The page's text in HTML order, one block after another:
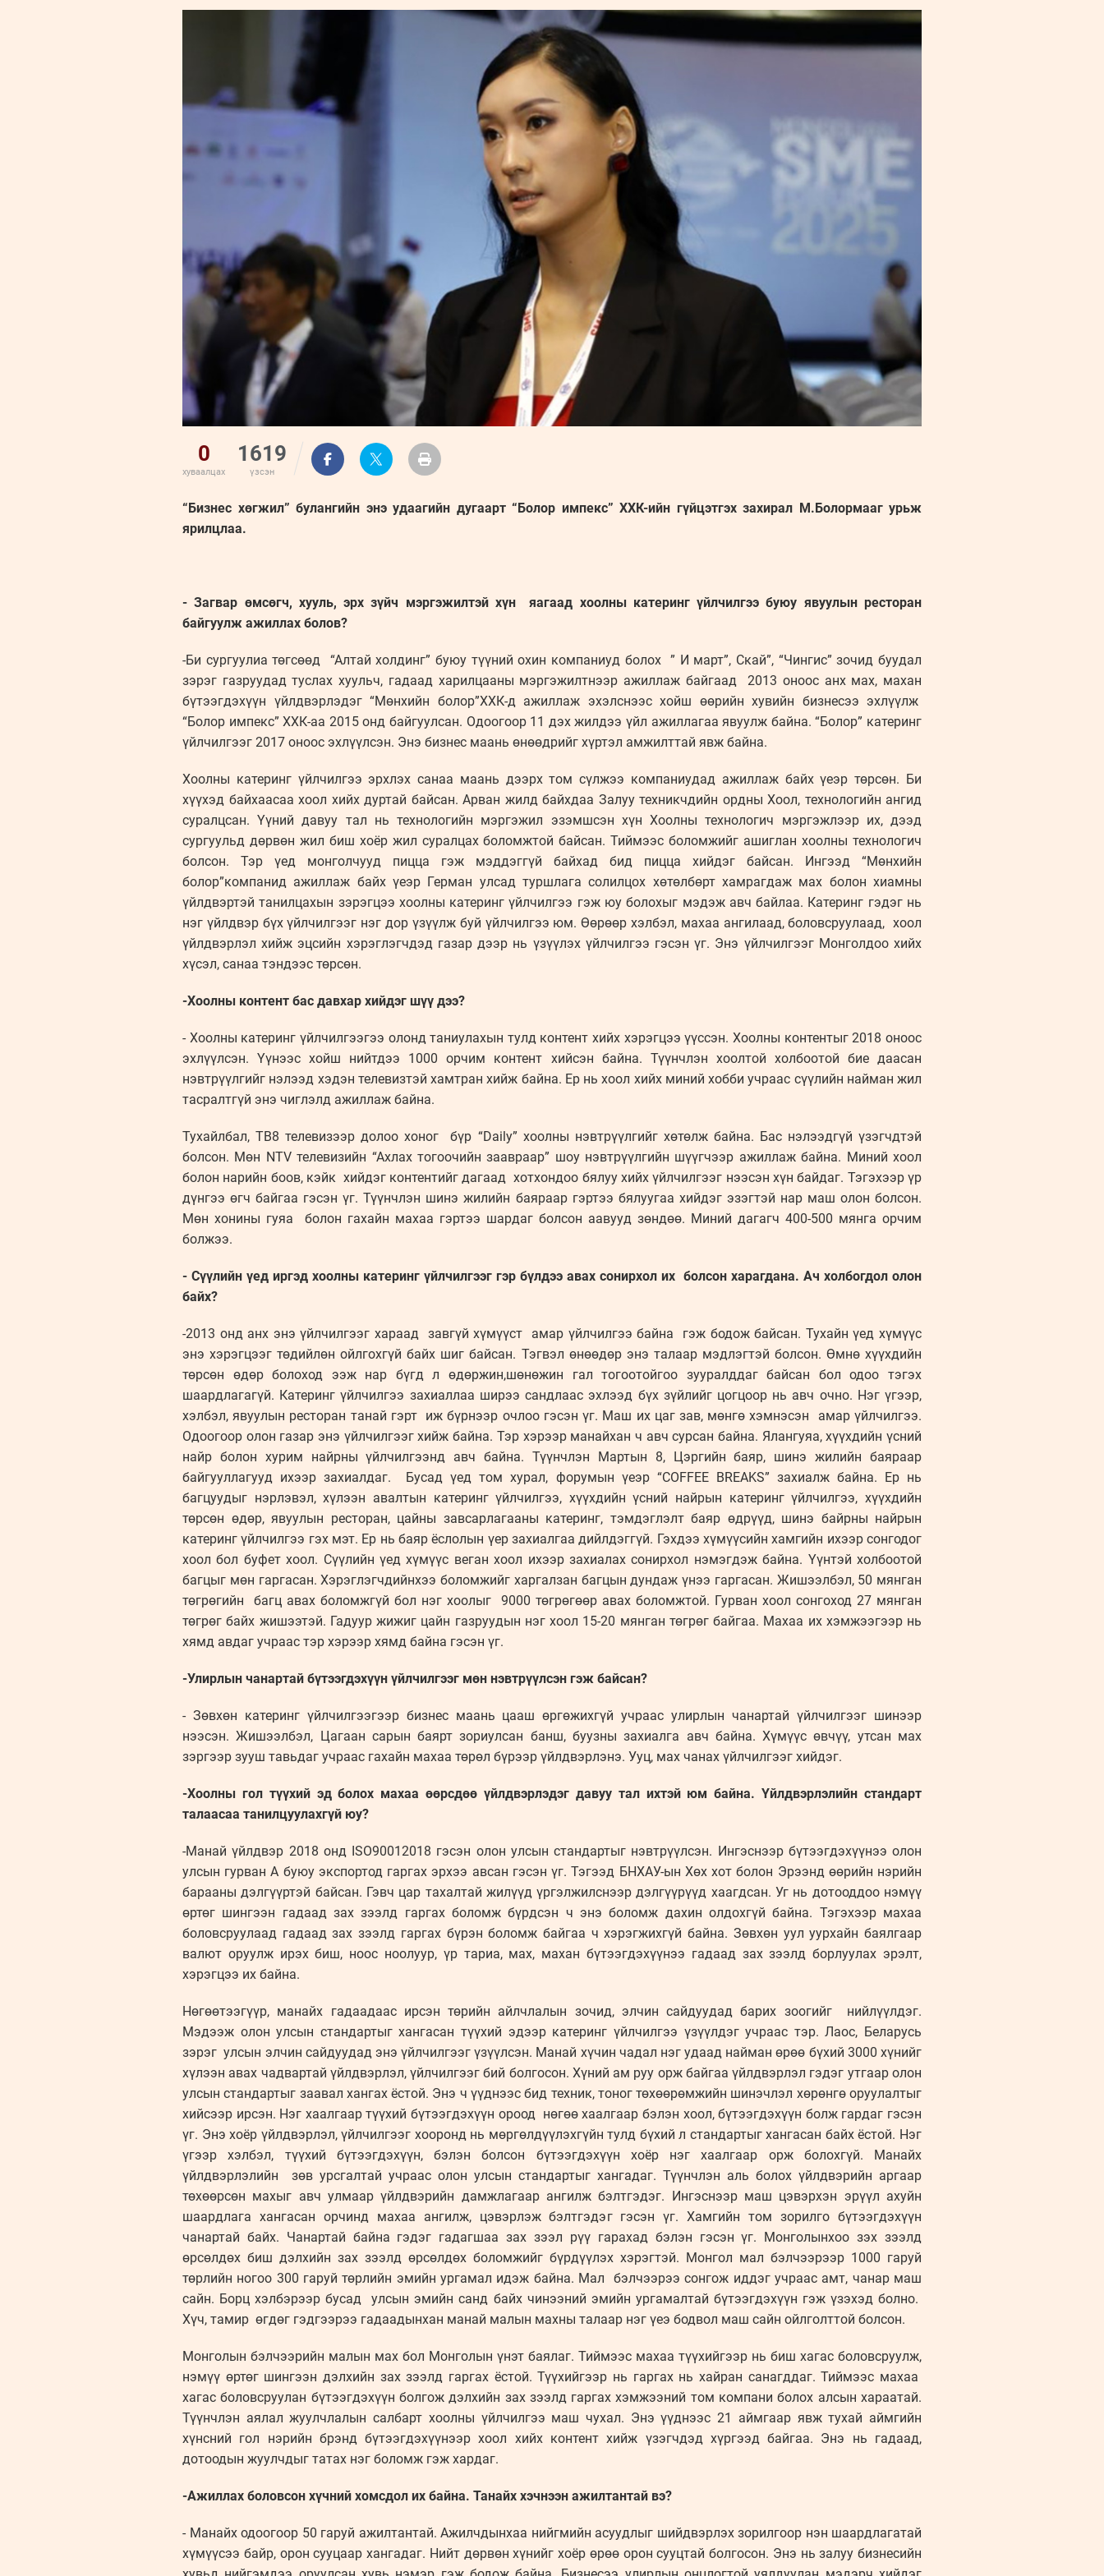
УРЛАГ
0
хуваалцах
1619
үзсэн
“Бизнес хөгжил” булангийн энэ удаагийн дугаарт “Болор импекс” ХХК-ийн гүйцэтгэх захирал М.Болормааг урьж
ярилцлаа.
- Загвар өмсөгч, хууль, эрх зүйч мэргэжилтэй хүн яагаад хоолны катеринг үйлчилгээ буюу явуулын ресторан
байгуулж ажиллах болов?
-Би сургуулиа төгсөөд “Алтай холдинг” буюу түүний охин компаниуд болох ” И март”, Скай”, “Чингис” зочид буудал
зэрэг газруудад туслах хуульч, гадаад харилцааны мэргэжилтнээр ажиллаж байгаад 2013 оноос анх мах, махан
бүтээгдэхүүн үйлдвэрлэдэг “Мөнхийн болор”ХХК-д ажиллаж эхэлснээс хойш өөрийн хувийн бизнесээ эхлүүлж
“Болор импекс” ХХК-аа 2015 онд байгуулсан. Одоогоор 11 дэх жилдээ үйл ажиллагаа явуулж байна. “Болор” катеринг
үйлчилгээг 2017 оноос эхлүүлсэн. Энэ бизнес маань өнөөдрийг хүртэл амжилттай явж байна.
Хоолны катеринг үйлчилгээ эрхлэх санаа маань дээрх том сүлжээ компаниудад ажиллаж байх үеэр төрсөн. Би
хүүхэд байхаасаа хоол хийх дуртай байсан. Арван жилд байхдаа Залуу техникчдийн ордны Хоол, технологийн ангид
суралцсан. Үүний давуу тал нь технологийн мэргэжил эзэмшсэн хүн Хоолны технологич мэргэжлээр их, дээд
сургуульд дөрвөн жил биш хоёр жил суралцах боломжтой байсан. Тиймээс боломжийг ашиглан хоолны технологич
болсон. Тэр үед монголчууд пицца гэж мэддэггүй байхад бид пицца хийдэг байсан. Ингээд “Мөнхийн
болор”компанид ажиллаж байх үеэр Герман улсад туршлага солилцох хөтөлбөрт хамрагдаж мах болон хиамны
үйлдвэртэй танилцахын зэрэгцээ хоолны катеринг үйлчилгээ гэж юу болохыг мэдэж авч байлаа. Катеринг гэдэг нь
нэг үйлдвэр бүх үйлчилгээг нэг дор үзүүлж буй үйлчилгээ юм. Өөрөөр хэлбэл, махаа ангилаад, боловсруулаад, хоол
үйлдвэрлэл хийж эцсийн хэрэглэгчдэд газар дээр нь үзүүлэх үйлчилгээ гэсэн үг. Энэ үйлчилгээг Монголдоо хийх
хүсэл, санаа тэндээс төрсөн.
-Хоолны контент бас давхар хийдэг шүү дээ?
- Хоолны катеринг үйлчилгээгээ олонд таниулахын тулд контент хийх хэрэгцээ үүссэн. Хоолны контентыг 2018 оноос
эхлүүлсэн. Үүнээс хойш нийтдээ 1000 орчим контент хийсэн байна. Түүнчлэн хоолтой холбоотой бие даасан
нэвтрүүлгийг нэлээд хэдэн телевизтэй хамтран хийж байна. Ер нь хоол хийх миний хобби учраас сүүлийн найман жил
тасралтгүй энэ чиглэлд ажиллаж байна.
Тухайлбал, ТВ8 телевизээр долоо хоног бүр “Daily” хоолны нэвтрүүлгийг хөтөлж байна. Бас нэлээдгүй үзэгчдтэй
болсон. Мөн NTV телевизийн “Ахлах тогоочийн заавраар” шоу нэвтрүүлгийн шүүгчээр ажиллаж байна. Миний хоол
болон нарийн боов, кэйк хийдэг контентийг дагаад хотхондоо бялуу хийх үйлчилгээг нээсэн хүн байдаг. Тэгэхээр үр
дүнгээ өгч байгаа гэсэн үг. Түүнчлэн шинэ жилийн баяраар гэртээ бялуугаа хийдэг эзэгтэй нар маш олон болсон.
Мөн хонины гуяа болон гахайн махаа гэртээ шардаг болсон аавууд зөндөө. Миний дагагч 400-500 мянга орчим
болжээ.
- Сүүлийн үед иргэд хоолны катеринг үйлчилгээг гэр бүлдээ авах сонирхол их болсон харагдана. Ач холбогдол олон
байх?
-2013 онд анх энэ үйлчилгээг хараад завгүй хүмүүст амар үйлчилгээ байна гэж бодож байсан. Тухайн үед хүмүүс
энэ хэрэгцээг төдийлөн ойлгохгүй байх шиг байсан. Тэгвэл өнөөдөр энэ талаар мэдлэгтэй болсон. Өмнө хүүхдийн
төрсөн өдөр болоход ээж нар бүгд л өдөржин,шөнөжин гал тогоотойгоо зууралддаг байсан бол одоо тэгэх
шаардлагагүй. Катеринг үйлчилгээ захиаллаа ширээ сандлаас эхлээд бүх зүйлийг цогцоор нь авч очно. Нэг үгээр,
хэлбэл, явуулын ресторан танай гэрт иж бүрнээр очлоо гэсэн үг. Маш их цаг зав, мөнгө хэмнэсэн амар үйлчилгээ.
Одоогоор олон газар энэ үйлчилгээг хийж байна. Тэр хэрээр манайхан ч авч сурсан байна. Ялангуяа, хүүхдийн үсний
найр болон хурим найрны үйлчилгээнд авч байна. Түүнчлэн Мартын 8, Цэргийн баяр, шинэ жилийн баяраар
байгууллагууд ихээр захиалдаг. Бусад үед том хурал, форумын үеэр “COFFEE BREAKS” захиалж байна. Ер нь
багцуудыг нэрлэвэл, хүлээн авалтын катеринг үйлчилгээ, хүүхдийн үсний найрын катеринг үйлчилгээ, хүүхдийн
төрсөн өдөр, явуулын ресторан, цайны завсарлагааны катеринг, тэмдэглэлт баяр өдрүүд, шинэ байрны найрын
катеринг үйлчилгээ гэх мэт. Ер нь баяр ёслолын үер захиалгаа дийлдэггүй. Гэхдээ хүмүүсийн хамгийн ихээр сонгодог
хоол бол буфет хоол. Сүүлийн үед хүмүүс веган хоол ихээр захиалах сонирхол нэмэгдэж байна. Үүнтэй холбоотой
багцыг мөн гаргасан. Хэрэглэгчдийнхээ боломжийг харгалзан багцын дундаж үнээ гаргасан. Жишээлбэл, 50 мянган
төгрөгийн багц авах боломжгүй бол нэг хоолыг 9000 төгрөгөөр авах боломжтой. Гурван хоол сонгоход 27 мянган
төгрөг байх жишээтэй. Гадуур жижиг цайн газруудын нэг хоол 15-20 мянган төгрөг байгаа. Махаа их хэмжээгээр нь
хямд авдаг учраас тэр хэрээр хямд байна гэсэн үг.
-Улирлын чанартай бүтээгдэхүүн үйлчилгээг мөн нэвтрүүлсэн гэж байсан?
- Зөвхөн катеринг үйлчилгээгээр бизнес маань цааш өргөжихгүй учраас улирлын чанартай үйлчилгээг шинээр
нээсэн. Жишээлбэл, Цагаан сарын баярт зориулсан банш, буузны захиалга авч байна. Хүмүүс өвчүү, утсан мах
зэргээр зууш тавьдаг учраас гахайн махаа төрөл бүрээр үйлдвэрлэнэ. Ууц, мах чанах үйлчилгээг хийдэг.
-Хоолны гол түүхий эд болох махаа өөрсдөө үйлдвэрлэдэг давуу тал ихтэй юм байна. Үйлдвэрлэлийн стандарт
талаасаа танилцуулахгүй юу?
-Манай үйлдвэр 2018 онд ISO90012018 гэсэн олон улсын стандартыг нэвтрүүлсэн. Ингэснээр бүтээгдэхүүнээ олон
улсын гурван А буюу экспортод гаргах эрхээ авсан гэсэн үг. Тэгээд БНХАУ-ын Хөх хот болон Эрээнд өөрийн нэрийн
барааны дэлгүүртэй байсан. Гэвч цар тахалтай жилүүд үргэлжилснээр дэлгүүрүүд хаагдсан. Уг нь дотооддоо нэмүү
өртөг шингээн гадаад зах зээлд гаргах боломж бүрдсэн ч энэ боломж дахин олдохгүй байна. Тэгэхээр махаа
боловсруулаад гадаад зах зээлд гаргах бүрэн боломж байгаа ч хэрэгжихгүй байна. Зөвхөн уул уурхайн баялгаар
валют оруулж ирэх биш, ноос ноолуур, үр тариа, мах, махан бүтээгдэхүүнээ гадаад зах зээлд борлуулах эрэлт,
хэрэгцээ их байна.
Нөгөөтээгүүр, манайх гадаадаас ирсэн төрийн айлчлалын зочид, элчин сайдуудад барих зоогийг нийлүүлдэг.
Мэдээж олон улсын стандартыг хангасан түүхий эдээр катеринг үйлчилгээ үзүүлдэг учраас тэр. Лаос, Беларусь
зэрэг улсын элчин сайдуудад энэ үйлчилгээг үзүүлсэн. Манай хүчин чадал нэг удаад найман өрөө бүхий 3000 хүнийг
хүлээн авах чадвартай үйлдвэрлэл, үйлчилгээг бий болгосон. Хүний ам руу орж байгаа үйлдвэрлэл гэдэг утгаар олон
улсын стандартыг заавал хангах ёстой. Энэ ч үүднээс бид техник, тоног төхөөрөмжийн шинэчлэл хөрөнгө оруулалтыг
хийсээр ирсэн. Нэг хаалгаар түүхий бүтээгдэхүүн ороод нөгөө хаалгаар бэлэн хоол, бүтээгдэхүүн болж гардаг гэсэн
үг. Энэ хоёр үйлдвэрлэл, үйлчилгээг хооронд нь мөргөлдүүлэхгүйн тулд бүхий л стандартыг хангасан байх ёстой. Нэг
үгээр хэлбэл, түүхий бүтээгдэхүүн, бэлэн болсон бүтээгдэхүүн хоёр нэг хаалгаар орж болохгүй. Манайх
үйлдвэрлэлийн зөв урсгалтай учраас олон улсын стандартыг хангадаг. Түүнчлэн аль болох үйлдвэрийн аргаар
төхөөрсөн махыг авч улмаар үйлдвэрийн дамжлагаар ангилж бэлтгэдэг. Ингэснээр маш цэвэрхэн эрүүл ахуйн
шаардлага хангасан орчинд махаа ангилж, цэвэрлэж бэлтгэдэг гэсэн үг. Хамгийн том зорилго бүтээгдэхүүн
чанартай байх. Чанартай байна гэдэг гадагшаа зах зээл рүү гарахад бэлэн гэсэн үг. Монголынхоо зэх зээлд
өрсөлдөх биш дэлхийн зах зээлд өрсөлдөх боломжийг бүрдүүлэх хэрэгтэй. Монгол мал бэлчээрээр 1000 гаруй
төрлийн ногоо 300 гаруй төрлийн эмийн ургамал идэж байна. Мал бэлчээрээ сонгож иддэг учраас амт, чанар маш
сайн. Борц хэлбэрээр бусад улсын эмийн санд байх чинээний эмийн ургамалтай бүтээгдэхүүн гэж үзэхэд болно.
Хүч, тамир өгдөг гэдгээрээ гадаадынхан манай малын махны талаар нэг үеэ бодвол маш сайн ойлголттой болсон.
Монголын бэлчээрийн малын мах бол Монголын үнэт баялаг. Тиймээс махаа түүхийгээр нь биш хагас боловсруулж,
нэмүү өртөг шингээн дэлхийн зах зээлд гаргах ёстой. Түүхийгээр нь гаргах нь хайран санагддаг. Тиймээс махаа
хагас боловсруулан бүтээгдэхүүн болгож дэлхийн зах зээлд гаргах хэмжээний том компани болох алсын хараатай.
Түүнчлэн аялал жуулчлалын салбарт хоолны үйлчилгээ маш чухал. Энэ үүднээс 21 аймгаар явж тухай аймгийн
хүнсний гол нэрийн брэнд бүтээгдэхүүнээр хоол хийх контент хийж үзэгчдэд хүргээд байгаа. Энэ нь гадаад,
дотоодын жуулчдыг татах нэг боломж гэж хардаг.
-Ажиллах боловсон хүчний хомсдол их байна. Танайх хэчнээн ажилтантай вэ?
- Манайх одоогоор 50 гаруй ажилтантай. Ажилчдынхаа нийгмийн асуудлыг шийдвэрлэх зорилгоор нэн шаардлагатай
хүмүүсээ байр, орон сууцаар хангадаг. Нийт дөрвөн хүнийг хоёр өрөө орон сууцтай болгосон. Энэ нь залуу бизнесийн